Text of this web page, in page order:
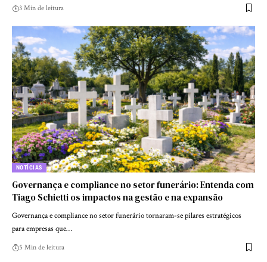
3 Min de leitura
NOTÍCIAS
Governança e compliance no setor funerário: Entenda com
Tiago Schietti os impactos na gestão e na expansão
Governança e compliance no setor funerário tornaram-se pilares estratégicos
para empresas que…
5 Min de leitura